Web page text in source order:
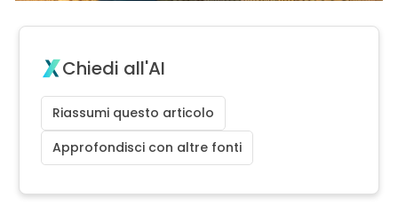
Chiedi all'AI
Riassumi questo articolo
Approfondisci con altre fonti